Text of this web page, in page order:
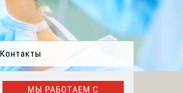
Контакты
МЫ РАБОТАЕМ С